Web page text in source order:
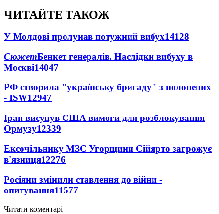
ЧИТАЙТЕ ТАКОЖ
У Молдові пролунав потужний вибух14128
СюжетБенкет генералів. Наслідки вибуху в
Москві14047
РФ створила "українську бригаду" з полонених
- ISW12947
Іран висунув США вимоги для розблокування
Ормузу12339
Ексочільнику МЗС Угорщини Сійярто загрожує
в'язниця12276
Росіяни змінили ставлення до війни -
опитування11577
Читати коментарі